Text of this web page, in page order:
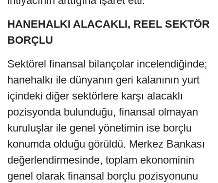
HANEHALKI ALACAKLI, REEL SEKTÖR
BORÇLU
Sektörel finansal bilançolar incelendiğinde;
hanehalkı ile dünyanın geri kalanının yurt
içindeki diğer sektörlere karşı alacaklı
pozisyonda bulunduğu, finansal olmayan
kuruluşlar ile genel yönetimin ise borçlu
konumda olduğu görüldü. Merkez Bankası
değerlendirmesinde, toplam ekonominin
genel olarak finansal borçlu pozisyonunu